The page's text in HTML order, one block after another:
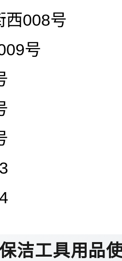
西008号
号
洁工具用品